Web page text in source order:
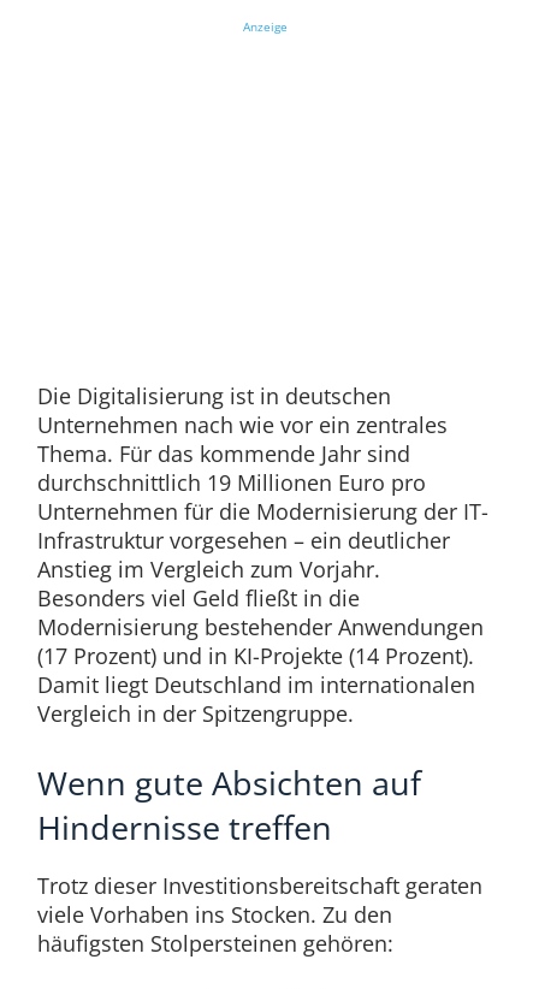
Anzeige
Die Digitalisierung ist in deutschen
Unternehmen nach wie vor ein zentrales
Thema. Für das kommende Jahr sind
durchschnittlich 19 Millionen Euro pro
Unternehmen für die Modernisierung der IT-
Infrastruktur vorgesehen – ein deutlicher
Anstieg im Vergleich zum Vorjahr.
Besonders viel Geld fließt in die
Modernisierung bestehender Anwendungen
(17 Prozent) und in KI-Projekte (14 Prozent).
Damit liegt Deutschland im internationalen
Vergleich in der Spitzengruppe.
Wenn gute Absichten auf
Hindernisse treffen
Trotz dieser Investitionsbereitschaft geraten
viele Vorhaben ins Stocken. Zu den
häufigsten Stolpersteinen gehören: